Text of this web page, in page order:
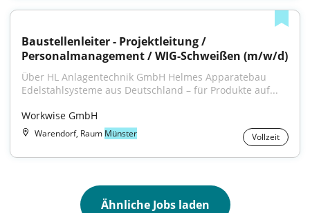
Baustellenleiter - Projektleitung /
Personalmanagement / WIG-Schweißen (m/w/d)
Über HL Anlagentechnik GmbH Helmes Apparatebau
Edelstahlsysteme aus Deutschland – für Produkte auf...
Workwise GmbH
Warendorf, Raum Münster Vollzeit
Ähnliche Jobs laden